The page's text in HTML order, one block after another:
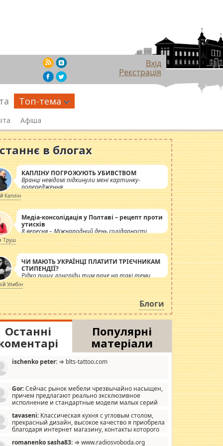
Вхід
Реєстрація
Топ-тема
Афіша
в блогах
КАПЛІНУ ПОГРОЖУЮТЬ УБИВСТВОМ
Вранці невідомі підкинули мені картинку-
попередження
Каплін
Медіа-консолідація у Полтаві – рецепт проти
утисків
8 вересня – Міжнародний день солідарності
журналістів.
Труш
ЧИ МАЮТЬ УКРАЇНЦІ ПЛАТИТИ ТРІЄЧНИКАМ
СТИПЕНДІЇ?
Рідко пишу лонгріди тим паче на такі теми,
але вже просто дістало! Обурюють сьогоднішні
інсенуації навколо стипендіального питання.
Штучно роздувається ще одна соціальна
катастрофа.
Улибін
Блоги
Останні
Популярні
матеріали
ischenko peter: ⇒ blts-tattoo.com
Gor:Сейчас рынок мебели чрезвычайно насыщен,
причем предлагают реально эксклюзивное
исполнение и стандартные модели малых серий
мало походит на стандартные формы, в MebelOk,
и что главное - со вкусом все в порядке,
ненужных наворотов удорожающих мебель, а это не
tavaseni: Классическая кухня с угловым столом,
прекрасный дизайн, высокое качество я приобрела
благодаря интернет магазину, контакты которого
romanenko sasha83: ⇒ www.radiosvoboda.org